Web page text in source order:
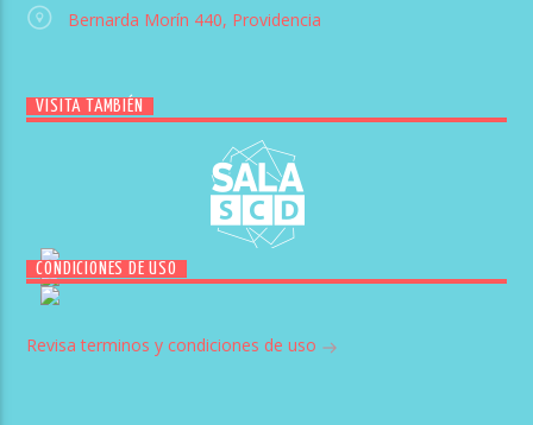
Bernarda Morín 440, Providencia
VISITA TAMBIÉN
CONDICIONES DE USO
Revisa terminos y condiciones de uso